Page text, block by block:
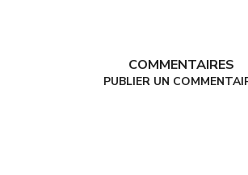
COMMENTAIRES
PUBLIER UN